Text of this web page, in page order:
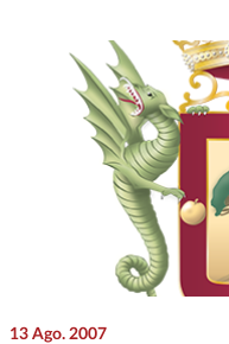
13 Ago. 2007